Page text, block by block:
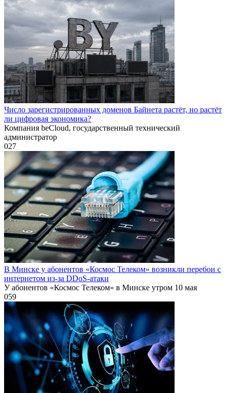
Число зарегистрированных доменов Байнета растёт, но растёт
ли цифровая экономика?
Компания beCloud, государственный технический
администратор
027
В Минске у абонентов «Космос Телеком» возникли перебои с
интернетом из-за DDoS-атаки
У абонентов «Космос Телеком» в Минске утром 10 мая
059